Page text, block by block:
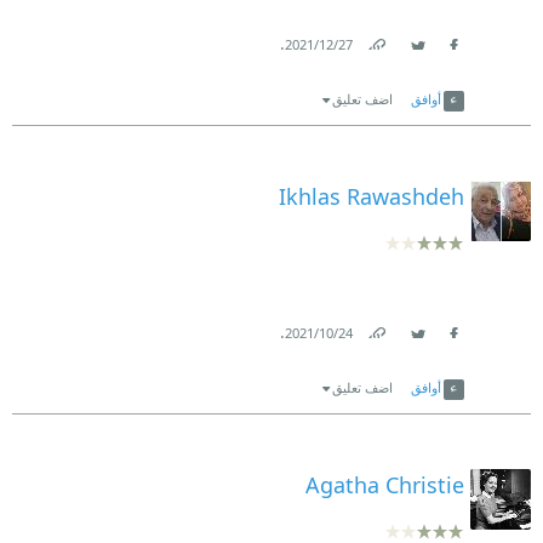
27‏/12‏/2021
.
أوافق اضف تعليق
Ikhlas Rawashdeh
24‏/10‏/2021
.
أوافق اضف تعليق
Agatha Christie